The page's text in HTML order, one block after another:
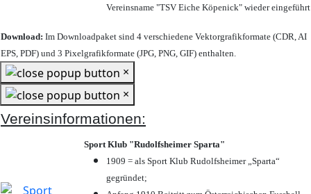
Vereinsname "TSV Eiche Köpenick" wieder eingeführt
Download: Im Downloadpaket sind 4 verschiedene Vektorgrafikformate (CDR, AI
EPS, PDF) und 3 Pixelgrafikformate (JPG, PNG, GIF) enthalten.
×
×
Vereinsinformationen:
Sport Klub "Rudolfsheimer Sparta"
1909 = als Sport Klub Rudolfsheimer „Sparta“
gegründet;